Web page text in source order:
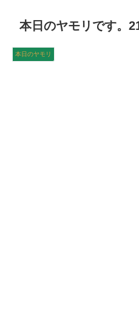
本日のヤモリです。
本日のヤモリ